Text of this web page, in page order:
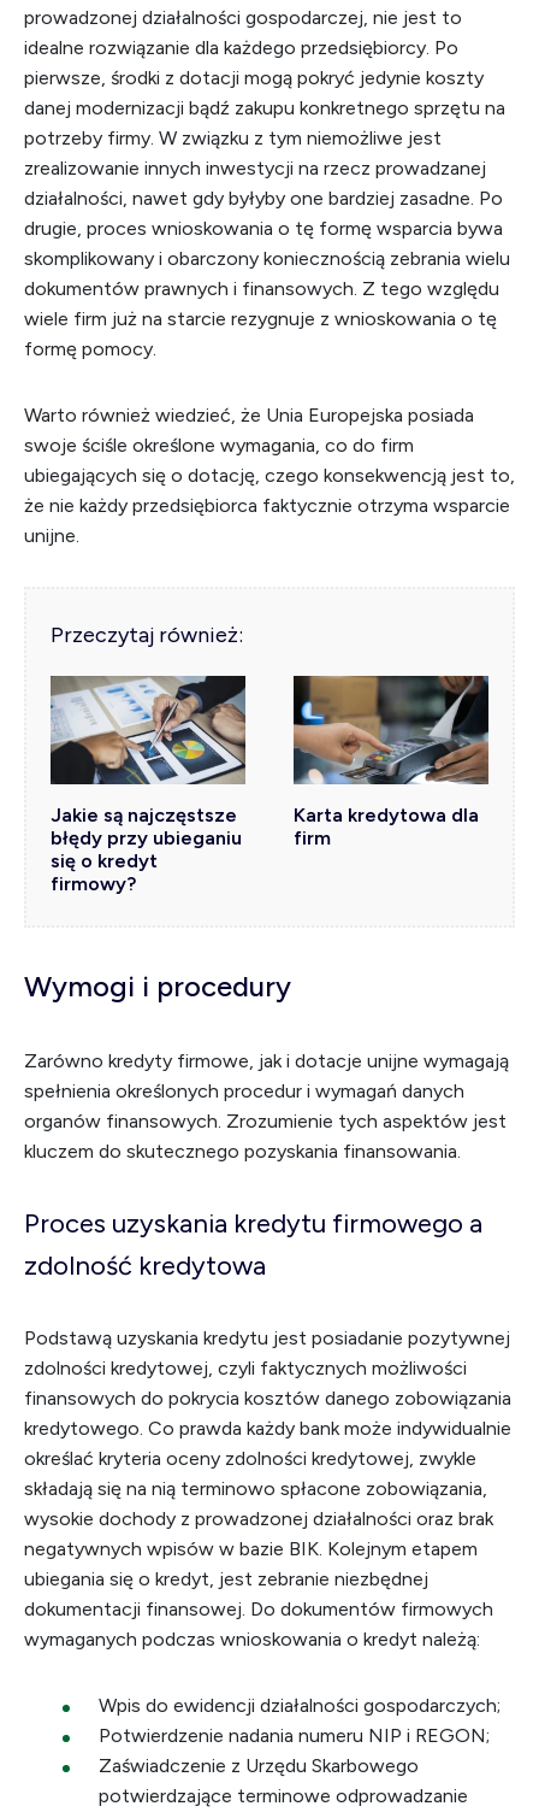
prowadzonej działalności gospodarczej, nie jest to
idealne rozwiązanie dla każdego przedsiębiorcy. Po
pierwsze, środki z dotacji mogą pokryć jedynie koszty
danej modernizacji bądź zakupu konkretnego sprzętu na
potrzeby firmy. W związku z tym niemożliwe jest
zrealizowanie innych inwestycji na rzecz prowadzanej
działalności, nawet gdy byłyby one bardziej zasadne. Po
drugie, proces wnioskowania o tę formę wsparcia bywa
skomplikowany i obarczony koniecznością zebrania wielu
dokumentów prawnych i finansowych. Z tego względu
wiele firm już na starcie rezygnuje z wnioskowania o tę
formę pomocy.
Warto również wiedzieć, że Unia Europejska posiada
swoje ściśle określone wymagania, co do firm
ubiegających się o dotację, czego konsekwencją jest to,
że nie każdy przedsiębiorca faktycznie otrzyma wsparcie
unijne.
Przeczytaj również:
Jakie są najczęstsze
błędy przy ubieganiu
się o kredyt
firmowy?
Karta kredytowa dla
firm
Wymogi i procedury
Zarówno kredyty firmowe, jak i dotacje unijne wymagają
spełnienia określonych procedur i wymagań danych
organów finansowych. Zrozumienie tych aspektów jest
kluczem do skutecznego pozyskania finansowania.
Proces uzyskania kredytu firmowego a
zdolność kredytowa
Podstawą uzyskania kredytu jest posiadanie pozytywnej
zdolności kredytowej, czyli faktycznych możliwości
finansowych do pokrycia kosztów danego zobowiązania
kredytowego. Co prawda każdy bank może indywidualnie
określać kryteria oceny zdolności kredytowej, zwykle
składają się na nią terminowo spłacone zobowiązania,
wysokie dochody z prowadzonej działalności oraz brak
negatywnych wpisów w bazie BIK. Kolejnym etapem
ubiegania się o kredyt, jest zebranie niezbędnej
dokumentacji finansowej. Do dokumentów firmowych
wymaganych podczas wnioskowania o kredyt należą:
Wpis do ewidencji działalności gospodarczych;
Potwierdzenie nadania numeru NIP i REGON;
Zaświadczenie z Urzędu Skarbowego
potwierdzające terminowe odprowadzanie